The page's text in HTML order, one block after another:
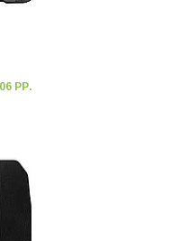
РР.